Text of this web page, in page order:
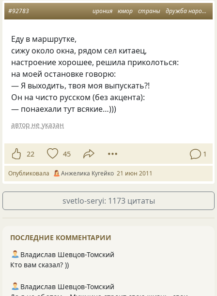
ирония юмор страны дружба народов
#92783
Еду в маршрутке,
сижу около окна, рядом сел китаец,
настроение хорошее, решила приколоться:
на моей остановке говорю:
— Я выходить, твоя моя выпускать?!
Он на чисто русском (без акцента):
— понаехали тут всякие…)))
автор не указан
22 45 1
Опубликовала Анжелика Кугейко 21 июн 2011
svetlo-seryi: 1173 цитаты
ПОСЛЕДНИЕ КОММЕНТАРИИ
Владислав Шевцов-Томский
Кто вам сказал? ))
Владислав Шевцов-Томский